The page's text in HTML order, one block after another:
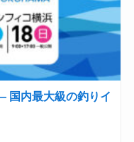
国内最大級の釣りイ